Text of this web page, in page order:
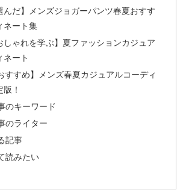
んだ】メンズジョガーパンツ春夏おすす
ネート集
しゃれを学ぶ】夏ファッションカジュア
ネート
すすめ】メンズ春夏カジュアルコーディ
！
のキーワード
のライター
記事
読みたい